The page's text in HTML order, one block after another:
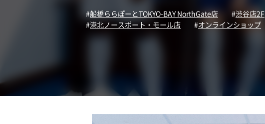
船橋ららぽーとTOKYO-BAY NorthGate店 渋谷店2F
港北ノースポート・モール店
オンラインショップ